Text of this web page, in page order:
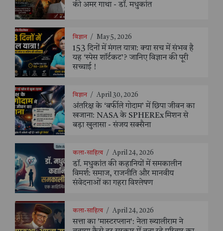
की अमर गाथा - डॉ. मधुकांत
विज्ञान / May 5, 2026
153 दिनों में मंगल यात्रा: क्या सच में संभव है
यह ‘स्पेस शॉर्टकट’? जानिए विज्ञान की पूरी
सच्चाई !
विज्ञान / April 30, 2026
अंतरिक्ष के ‘बर्फीले गोदाम’ में छिपा जीवन का
खजाना: NASA के SPHEREx मिशन से
बड़ा खुलासा - संजय सक्सैना
कला-साहित्य / April 24, 2026
डॉ. मधुकांत की कहानियों में समकालीन
विमर्श: समाज, राजनीति और मानवीय
संवेदनाओं का गहरा विश्लेषण
कला-साहित्य / April 24, 2026
सत्ता का 'मास्टरप्लान': नेता ख्यालीराम ने